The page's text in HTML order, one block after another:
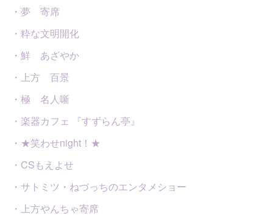
・夢 寄席
・粋な文明開化
・鮮 あざやか
・上方 百景
・極 名人噺
・楽器カフェ 『すずらん亭』
・★笑わせnight！★
・CSもえよせ
・サトミツ・ねづっちのエンタメショー
・上方やんちゃ寄席